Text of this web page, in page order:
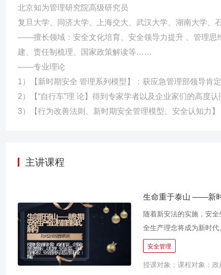
北京知为管理研究院高级研究员
复旦大学、同济大学、上海交大、武汉大学、湖南大学、
——擅长领域：安全文化培育、安全领导力提升 、管理思
建、责任制梳理、国家政策解读等……
——专业理论
1）【新时期安全 管理系列模型】：获应急管理部领导肯
2）【“自行车”理 论】得到专家学者以及企业家们的高度认
3）【行为改善法则、新时期安全管理模型、安全认知力
主讲课程
生命重于泰山 ——新
随着新安法的实施，安
全生产理念将成为新时
治理能力迭代期全面到
用新发展理念打造新发
个时代每个人去思考的
安全管理
授课对象：课程对象：